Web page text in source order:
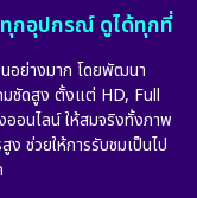
กอุปกรณ์ ดูได้ทุกที่
อย่างมาก โดยพัฒนา
ชัดสูง ตั้งแต่ HD, Full
อนไลน์ ให้สมจริงทั้งภาพ
ช่วยให้การรับชมเป็นไป